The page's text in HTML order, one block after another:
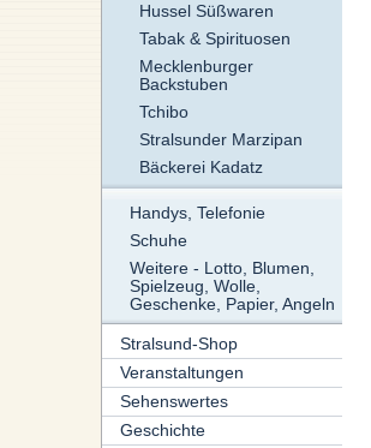
Hussel Süßwaren
Tabak & Spirituosen
Mecklenburger
Backstuben
Tchibo
Stralsunder Marzipan
Bäckerei Kadatz
Handys, Telefonie
Schuhe
Weitere - Lotto, Blumen,
Spielzeug, Wolle,
Geschenke, Papier, Angeln
Stralsund-Shop
Veranstaltungen
Sehenswertes
Geschichte